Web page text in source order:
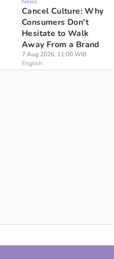
Cancel Culture: Why
Consumers Don't
Hesitate to Walk
Away From a Brand
7 Aug 2026, 11:00 WIB
English